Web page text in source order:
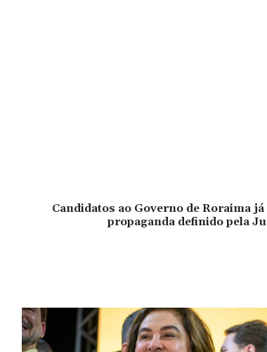
Candidatos ao Governo de Roraima
propaganda definido pela